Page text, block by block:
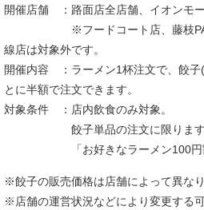
開催店舗 ：路面店全店舗、イオンモ
※フードコート店、藤枝PA下
線店は対象外です。
開催内容 ：ラーメン1杯注文で、餃子
とに半額で注文できます。
対象条件 ：店内飲食のみ対象。
餃子単品の注文に限ります
「お好きなラーメン100円割
※餃子の販売価格は店舗によって異なり
※店舗の運営状況などにより変更する